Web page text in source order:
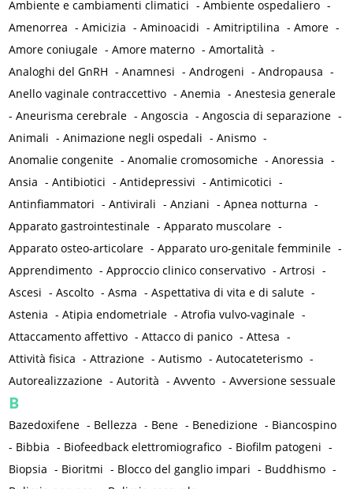
Ambiente e cambiamenti climatici -Ambiente ospedaliero -
Amenorrea -Amicizia -Aminoacidi -Amitriptilina -Amore -
Amore coniugale -Amore materno -Amortalità -
Analoghi del GnRH -Anamnesi -Androgeni -Andropausa -
Anello vaginale contraccettivo -Anemia -Anestesia generale
-Aneurisma cerebrale -Angoscia -Angoscia di separazione -
Animali -Animazione negli ospedali -Anismo -
Anomalie congenite -Anomalie cromosomiche -Anoressia -
Ansia -Antibiotici -Antidepressivi -Antimicotici -
Antinfiammatori -Antivirali -Anziani -Apnea notturna -
Apparato gastrointestinale -Apparato muscolare -
Apparato osteo-articolare -Apparato uro-genitale femminile -
Apprendimento -Approccio clinico conservativo -Artrosi -
Ascesi -Ascolto -Asma -Aspettativa di vita e di salute -
Astenia -Atipia endometriale -Atrofia vulvo-vaginale -
Attaccamento affettivo -Attacco di panico -Attesa -
Attività fisica -Attrazione -Autismo -Autocateterismo -
Autorealizzazione -Autorità -Avvento -Avversione sessuale
B
Bazedoxifene - Bellezza - Bene - Benedizione - Biancospino
- Bibbia - Biofeedback elettromiografico - Biofilm patogeni -
Biopsia - Bioritmi - Blocco del ganglio impari - Buddhismo -